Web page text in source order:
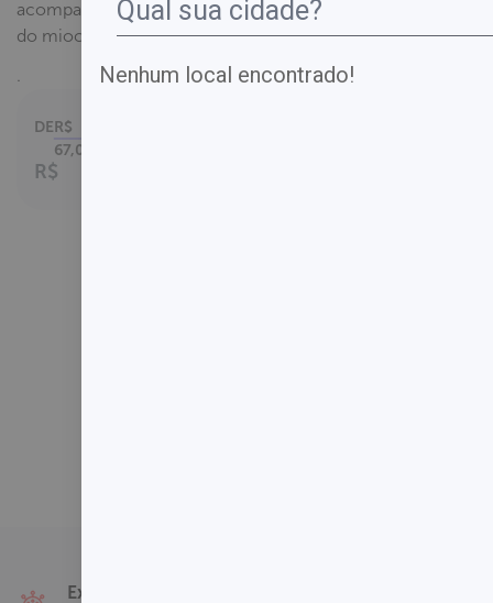
acompanhamento do infarto agudo
do miocárdio.
DER$
67,00
R$
Exames
Nenhum local encontrado!